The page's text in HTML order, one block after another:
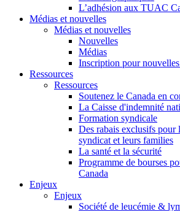
L’adhésion aux TUAC
Médias et nouvelles
Médias et nouvelles
Nouvelles
Médias
Inscription pour
Ressources
Ressources
Soutenez le Canada en
La Caisse d'indemnité
Formation syndicale
Des rabais exclusifs pour
syndicat et leurs families
La santé et la sécurité
Programme de bourses
Canada
Enjeux
Enjeux
Société de leucémie &